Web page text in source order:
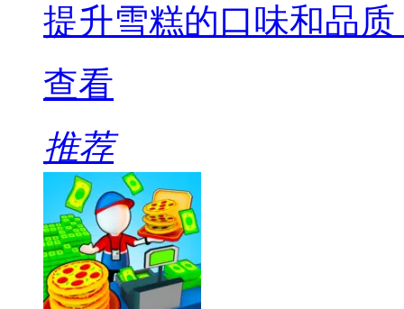
提升雪糕的口味和品
查看
推荐